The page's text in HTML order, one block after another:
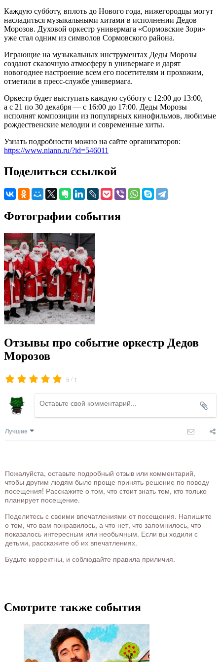
Каждую субботу, вплоть до Нового года, нижегородцы могут
насладиться музыкальными хитами в исполнении Дедов
Морозов. Духовой оркестр универмага «Сормовские Зори»
уже стал одним из символов Сормовского района.
Играющие на музыкальных инструментах Деды Морозы
создают сказочную атмосферу в универмаге и дарят
новогоднее настроение всем его посетителям и прохожим,
отметили в пресс-службе универмага.
Оркестр будет выступать каждую субботу с 12:00 до 13:00,
а с 21 по 30 декабря — с 16:00 до 17:00. Деды Морозы
исполнят композиции из популярных кинофильмов, любимые
рождественские мелодии и современные хиты.
Узнать подробности можно на сайте организаторов:
https://www.niann.ru/?id=546011
Поделиться ссылкой
Фотографии события
Отзывы про событие оркестр Дедов
Морозов
5 / 1
Лучшие
Пожалуйста, оставьте подробный отзыв или комментарий,
чтобы другим людям было проще принять решение по поводу
посещения! Расскажите о том, что стоит знать тем, кто только
планирует посещение.
Поделитесь с своими впечатлениями от посещения. Напишите
о том, что вам понравилось, а что нет, что запомнилось, что
показалось интересным или необычным. Если вы ходили с
детьми, расскажите об их впечатлениях.
Будьте корректны, и соблюдайте правила приличия.
Смотрите также события